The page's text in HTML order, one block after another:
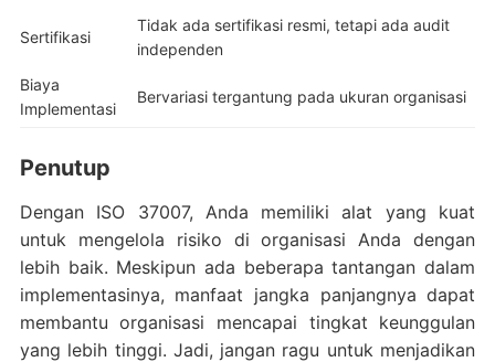
Sertifikasi
Tidak ada sertifikasi resmi, tetapi ada audit
independen
Biaya
Implementasi
Bervariasi tergantung pada ukuran organisasi
Penutup
Dengan ISO 37007, Anda memiliki alat yang kuat
untuk mengelola risiko di organisasi Anda dengan
lebih baik. Meskipun ada beberapa tantangan dalam
implementasinya, manfaat jangka panjangnya dapat
membantu organisasi mencapai tingkat keunggulan
yang lebih tinggi. Jadi, jangan ragu untuk menjadikan